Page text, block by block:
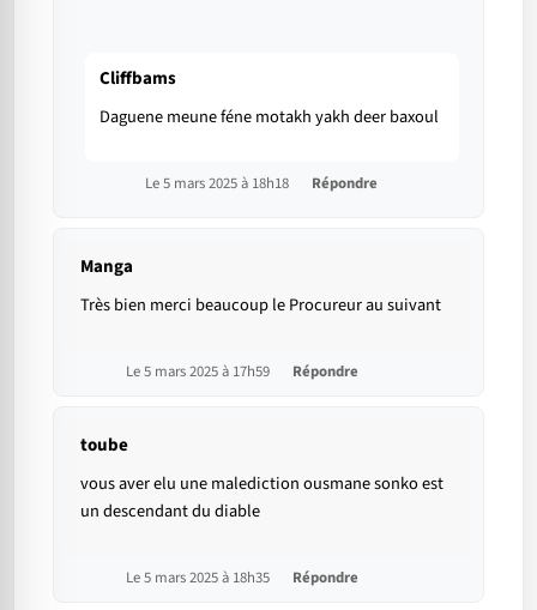
Cliffbams
Daguene meune féne motakh yakh deer baxoul
Le 5 mars 2025 à 18h18 Répondre
Manga
Très bien merci beaucoup le Procureur au suivant
Le 5 mars 2025 à 17h59 Répondre
toube
vous aver elu une malediction ousmane sonko est
un descendant du diable
Le 5 mars 2025 à 18h35 Répondre